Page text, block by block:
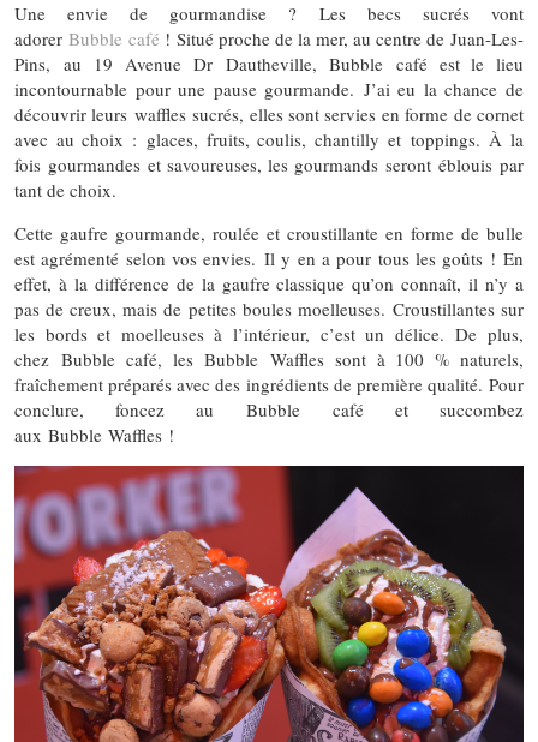
Une envie de gourmandise ? Les becs sucrés vont
adorer Bubble café ! Situé proche de la mer, au centre de Juan-Les-
Pins, au 19 Avenue Dr Dautheville, Bubble café est le lieu
incontournable pour une pause gourmande. J’ai eu la chance de
découvrir leurs waffles sucrés, elles sont servies en forme de cornet
avec au choix : glaces, fruits, coulis, chantilly et toppings. À la
fois gourmandes et savoureuses, les gourmands seront éblouis par
tant de choix.
Cette gaufre gourmande, roulée et croustillante en forme de bulle
est agrémenté selon vos envies. Il y en a pour tous les goûts ! En
effet, à la différence de la gaufre classique qu’on connaît, il n’y a
pas de creux, mais de petites boules moelleuses. Croustillantes sur
les bords et moelleuses à l’intérieur, c’est un délice. De plus,
chez Bubble café, les Bubble Waffles sont à 100 % naturels,
fraîchement préparés avec des ingrédients de première qualité. Pour
conclure, foncez au Bubble café et succombez
aux Bubble Waffles !